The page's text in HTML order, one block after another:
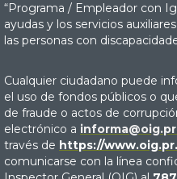
“Programa / Empleador con
ayudas y los servicios
las personas con
Cualquier ciudadano puede
el uso de fondos públicos o
de fraude o actos de
electrónico a
través de https://
comunicarse con la línea